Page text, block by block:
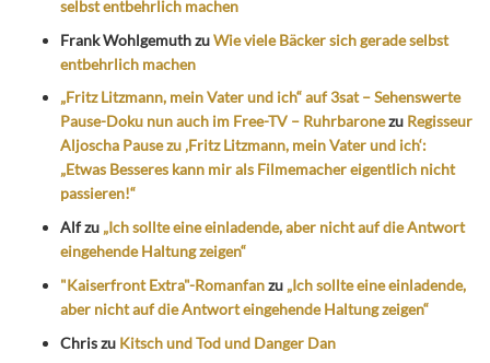
selbst entbehrlich machen
Frank WohlgemuthzuWie viele Bäcker sich gerade selbst
entbehrlich machen
„Fritz Litzmann, mein Vater und ich“ auf 3sat – Sehenswerte
Pause-Doku nun auch im Free-TV – Ruhrbaronezu Regisseur
Aljoscha Pause zu ‚Fritz Litzmann, mein Vater und ich‘:
„Etwas Besseres kann mir als Filmemacher eigentlich nicht
passieren!“
Alfzu „Ich sollte eine einladende, aber nicht auf die Antwort
eingehende Haltung zeigen“
"Kaiserfront Extra"-Romanfanzu „Ich sollte eine einladende,
aber nicht auf die Antwort eingehende Haltung zeigen“
Chriszu Kitsch und Tod und Danger Dan